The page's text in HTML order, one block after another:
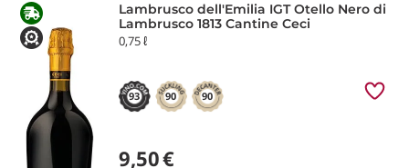
Lambrusco dell'Emilia IGT Otello Nero di
Lambrusco 1813 Cantine Ceci
0,75 ℓ
93 90 90
9,50€